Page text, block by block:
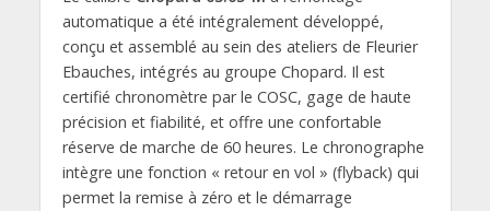
automatique a été intégralement développé,
conçu et assemblé au sein des ateliers de Fleurier
Ebauches, intégrés au groupe Chopard. Il est
certifié chronomètre par le COSC, gage de haute
précision et fiabilité, et offre une confortable
réserve de marche de 60 heures. Le chronographe
intègre une fonction « retour en vol » (flyback) qui
permet la remise à zéro et le démarrage